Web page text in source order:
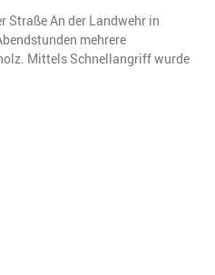
Straße An der Landwehr in
mehrere
Mittels Schnellangriff wurde